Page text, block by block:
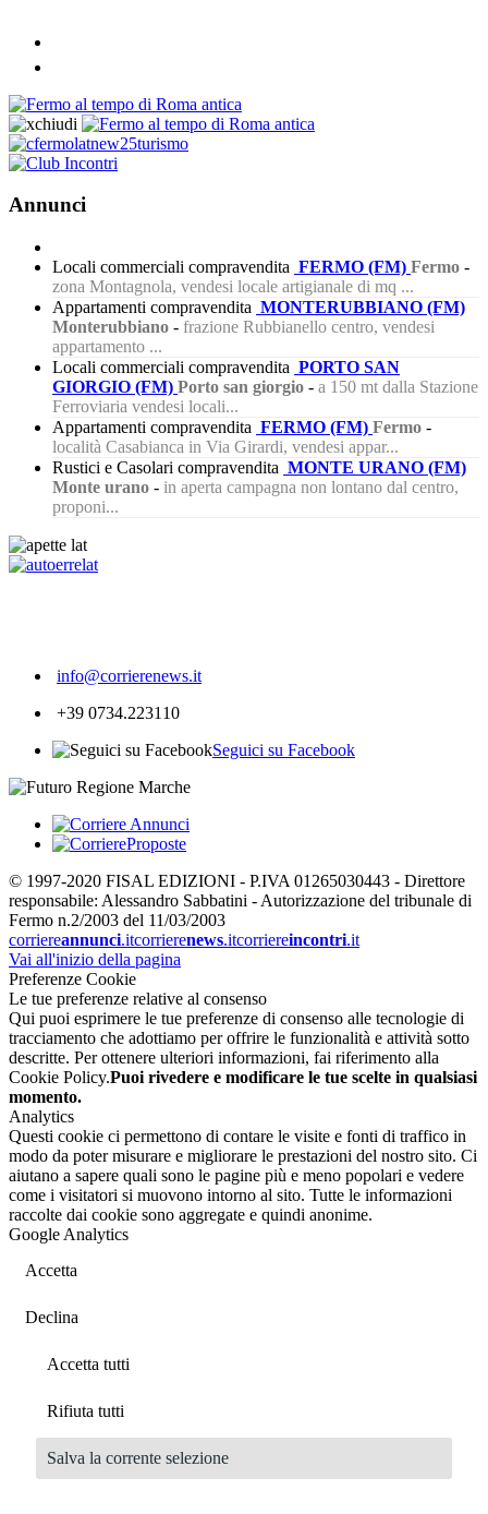
Annunci
Locali commerciali compravendita FERMO (FM) Fermo -
zona Montagnola, vendesi locale artigianale di mq ...
Appartamenti compravendita MONTERUBBIANO (FM)
Monterubbiano - frazione Rubbianello centro, vendesi
appartamento ...
Locali commerciali compravendita PORTO SAN
GIORGIO (FM) Porto san giorgio - a 150 mt dalla Stazione
Ferroviaria vendesi locali...
Appartamenti compravendita FERMO (FM) Fermo -
località Casabianca in Via Girardi, vendesi appar...
Rustici e Casolari compravendita MONTE URANO (FM)
Monte urano - in aperta campagna non lontano dal centro,
proponi...
info@corrierenews.it
+39 0734.223110
Seguici su Facebook
© 1997-2020 FISAL EDIZIONI - P.IVA 01265030443 - Direttore
responsabile: Alessandro Sabbatini - Autorizzazione del tribunale di
Fermo n.2/2003 del 11/03/2003
corriereannunci.itcorrierenews.itcorriereincontri.it
Vai all'inizio della pagina
Preferenze Cookie
Le tue preferenze relative al consenso
Qui puoi esprimere le tue preferenze di consenso alle tecnologie di
tracciamento che adottiamo per offrire le funzionalità e attività sotto
descritte. Per ottenere ulteriori informazioni, fai riferimento alla
Cookie Policy.Puoi rivedere e modificare le tue scelte in qualsiasi
momento.
Analytics
Questi cookie ci permettono di contare le visite e fonti di traffico in
modo da poter misurare e migliorare le prestazioni del nostro sito. Ci
aiutano a sapere quali sono le pagine più e meno popolari e vedere
come i visitatori si muovono intorno al sito. Tutte le informazioni
raccolte dai cookie sono aggregate e quindi anonime.
Google Analytics
Accetta
Declina
Accetta tutti
Rifiuta tutti
Salva la corrente selezione